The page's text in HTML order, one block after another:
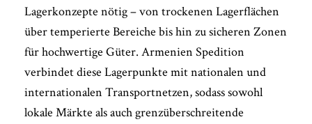
Lagerkonzepte nötig – von trockenen Lagerflächen
über temperierte Bereiche bis hin zu sicheren Zonen
für hochwertige Güter. Armenien Spedition
verbindet diese Lagerpunkte mit nationalen und
internationalen Transportnetzen, sodass sowohl
lokale Märkte als auch grenzüberschreitende